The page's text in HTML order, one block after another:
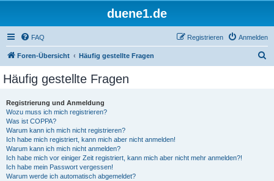
duene1.de
FAQ Anmelden
Registrieren
Foren-Übersicht Häufig gestellte Fragen
Häufig gestellte Fragen
Registrierung und Anmeldung
Wozu muss ich mich registrieren?
Was ist COPPA?
Warum kann ich mich nicht registrieren?
Ich habe mich registriert, kann mich aber nicht anmelden!
Warum kann ich mich nicht anmelden?
Ich habe mich vor einiger Zeit registriert, kann mich aber nicht mehr anmelden?!
Ich habe mein Passwort vergessen!
Warum werde ich automatisch abgemeldet?